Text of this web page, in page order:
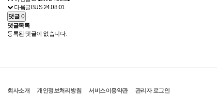
다음글 BUS 24.08.01
댓글 0
댓글목록
등록된 댓글이 없습니다.
회사소개 개인정보처리방침 서비스이용약관 관리자 로그인